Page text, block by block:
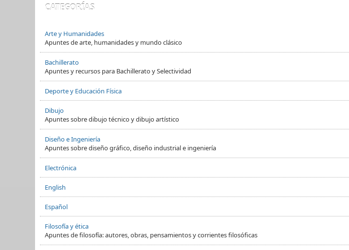
CATEGORÍAS
Arte y Humanidades
Apuntes de arte, humanidades y mundo clásico
Bachillerato
Apuntes y recursos para Bachillerato y Selectividad
Deporte y Educación Física
Dibujo
Apuntes sobre dibujo técnico y dibujo artístico
Diseño e Ingeniería
Apuntes sobre diseño gráfico, diseño industrial e ingeniería
Electrónica
English
Español
Filosofía y ética
Apuntes de filosofía: autores, obras, pensamientos y corrientes filosóficas